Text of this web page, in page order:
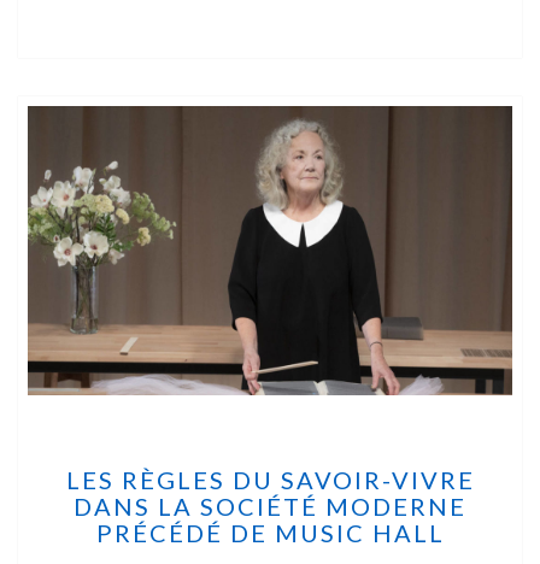
LES RÈGLES DU SAVOIR-VIVRE
DANS LA SOCIÉTÉ MODERNE
PRÉCÉDÉ DE MUSIC HALL